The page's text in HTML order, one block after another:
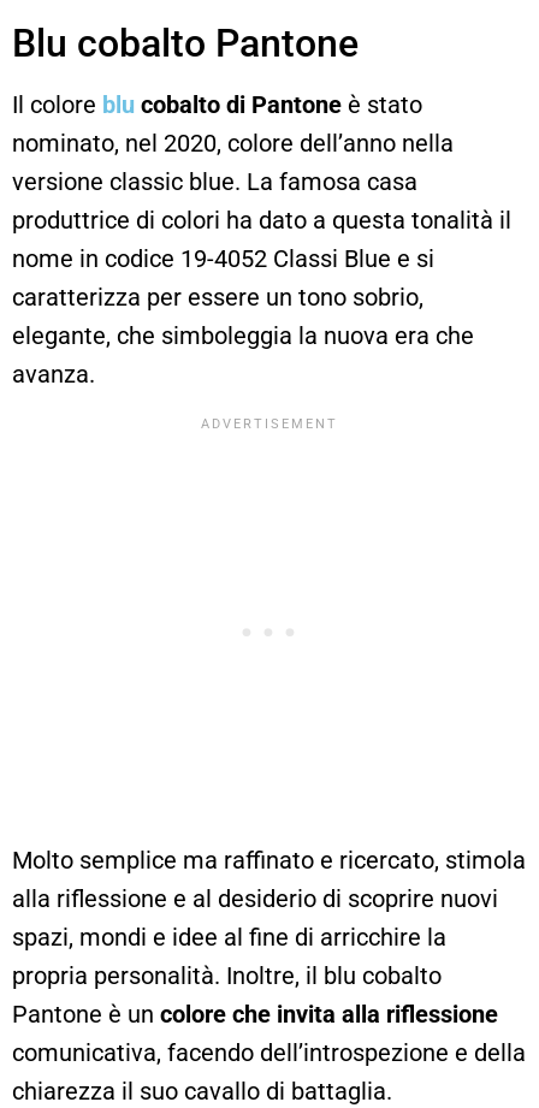
Blu cobalto Pantone
Il colore blu cobalto di Pantone è stato
nominato, nel 2020, colore dell’anno nella
versione classic blue. La famosa casa
produttrice di colori ha dato a questa tonalità il
nome in codice 19-4052 Classi Blue e si
caratterizza per essere un tono sobrio,
elegante, che simboleggia la nuova era che
avanza.
Molto semplice ma raffinato e ricercato, stimola
alla riflessione e al desiderio di scoprire nuovi
spazi, mondi e idee al fine di arricchire la
propria personalità. Inoltre, il blu cobalto
Pantone è un colore che invita alla riflessione
comunicativa, facendo dell’introspezione e della
chiarezza il suo cavallo di battaglia.